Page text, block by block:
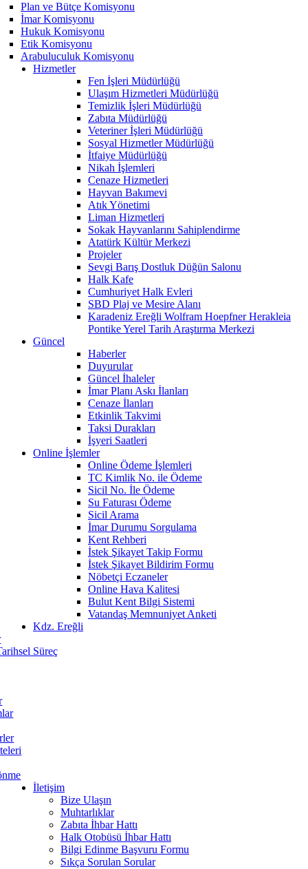
Plan ve Bütçe Komisyonu
İmar Komisyonu
Hukuk Komisyonu
Etik Komisyonu
Arabuluculuk Komisyonu
Hizmetler
Fen İşleri Müdürlüğü
Ulaşım Hizmetleri Müdürlüğü
Temizlik İşleri Müdürlüğü
Zabıta Müdürlüğü
Veteriner İşleri Müdürlüğü
Sosyal Hizmetler Müdürlüğü
İtfaiye Müdürlüğü
Nikah İşlemleri
Cenaze Hizmetleri
Hayvan Bakımevi
Atık Yönetimi
Liman Hizmetleri
Sokak Hayvanlarını Sahiplendirme
Atatürk Kültür Merkezi
Projeler
Sevgi Barış Dostluk Düğün Salonu
Halk Kafe
Cumhuriyet Halk Evleri
SBD Plaj ve Mesire Alanı
Karadeniz Ereğli Wolfram Hoepfner Herakleia
Pontike Yerel Tarih Araştırma Merkezi
Güncel
Haberler
Duyurular
Güncel İhaleler
İmar Planı Askı İlanları
Cenaze İlanları
Etkinlik Takvimi
Taksi Durakları
İşyeri Saatleri
Online İşlemler
Online Ödeme İşlemleri
TC Kimlik No. ile Ödeme
Sicil No. İle Ödeme
Su Faturası Ödeme
Sicil Arama
İmar Durumu Sorgulama
Kent Rehberi
İstek Şikayet Takip Formu
İstek Şikayet Bildirim Formu
Nöbetçi Eczaneler
Online Hava Kalitesi
Bulut Kent Bilgi Sistemi
Vatandaş Memnuniyet Anketi
Kdz. Ereğli
Süreç
İletişim
Bize Ulaşın
Muhtarlıklar
Zabıta İhbar Hattı
Halk Otobüsü İhbar Hattı
Bilgi Edinme Başvuru Formu
Sıkça Sorulan Sorular